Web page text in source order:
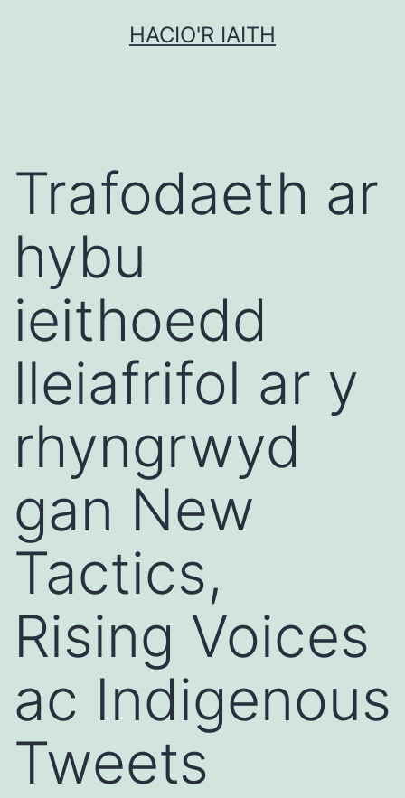
HACIO'R IAITH
Trafodaeth ar
hybu
ieithoedd
lleiafrifol ar y
rhyngrwyd
gan New
Tactics,
Rising Voices
ac Indigenous
Tweets